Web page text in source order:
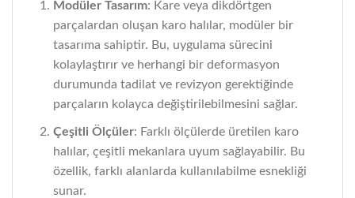
Modüler Tasarım: Kare veya dikdörtgen
parçalardan oluşan karo halılar, modüler bir
tasarıma sahiptir. Bu, uygulama sürecini
kolaylaştırır ve herhangi bir deformasyon
durumunda tadilat ve revizyon gerektiğinde
parçaların kolayca değiştirilebilmesini sağlar.
Çeşitli Ölçüler: Farklı ölçülerde üretilen karo
halılar, çeşitli mekanlara uyum sağlayabilir. Bu
özellik, farklı alanlarda kullanılabilme esnekliği
sunar.